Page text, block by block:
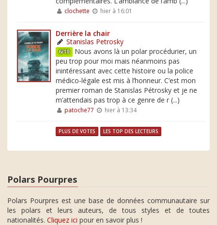
clochette hier à 16:01
Derrière la chair
Stanislas Petrosky
6/10 Nous avons là un polar procédurier, un
peu trop pour moi mais néanmoins pas
inintéressant avec cette histoire ou la police
médico-légale est mis à l’honneur. C’est mon
premier roman de Stanislas Pétrosky et je ne
m’attendais pas trop à ce genre de r (...)
patoche77 hier à 13:34
PLUS DE VOTES LES TOP DES LECTEURS
Polars Pourpres
Polars Pourpres est une base de données communautaire sur
les polars et leurs auteurs, de tous styles et de toutes
nationalités. Cliquez ici pour en savoir plus !